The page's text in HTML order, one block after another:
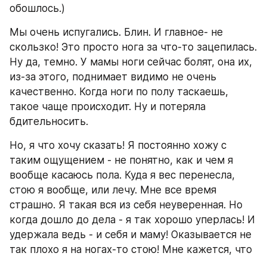
обошлось.)
Мы очень испугались. Блин. И главное- не
скользко! Это просто нога за что-то зацепилась.
Ну да, темно. У мамы ноги сейчас болят, она их,
из-за этого, поднимает видимо не очень
качественно. Когда ноги по полу таскаешь,
такое чаще происходит. Ну и потеряла
бдительносить.
Но, я что хочу сказать! Я постоянно хожу с
таким ощущением - не понятно, как и чем я
вообще касаюсь пола. Куда я вес перенесла,
стою я вообще, или лечу. Мне все время
страшно. Я такая вся из себя неуверенная. Но
когда дошло до дела - я так хорошо уперлась! И
удержала ведь - и себя и маму! Оказывается не
так плохо я на ногах-то стою! Мне кажется, что